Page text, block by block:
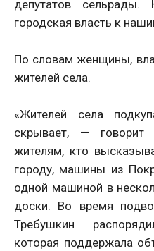
депутатов
городская власть к
По словам женщины,
жителей села.
«Жителей села
скрывает, —
жителям, кто
городу, машины из
одной машиной в
доски. Во время
Требушкин
которая поддержала